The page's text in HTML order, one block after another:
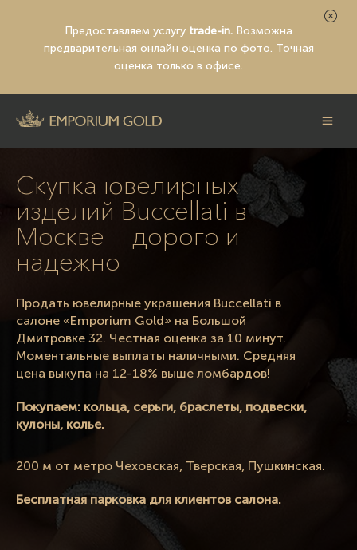
Предоставляем услугу trade-in. Возможна
предварительная онлайн оценка по фото. Точная
оценка только в офисе.
Скупка ювелирных
изделий Buccellati в
Москве — дорого и
надежно
Продать ювелирные украшения Buccellati в
салоне «Emporium Gold» на Большой
Дмитровке 32. Честная оценка за 10 минут.
Моментальные выплаты наличными. Средняя
цена выкупа на 12-18% выше ломбардов!
Покупаем: кольца, серьги, браслеты, подвески,
кулоны, колье.
200 м от метро Чеховская, Тверская, Пушкинская.
Бесплатная парковка для клиентов салона.